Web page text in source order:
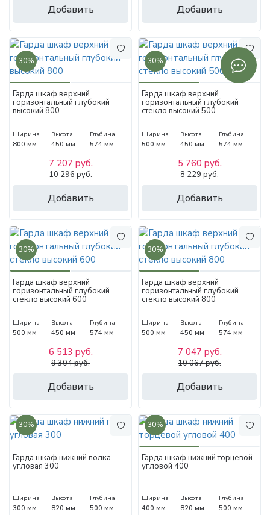
Добавить Добавить
30%
Гарда шкаф верхний
горизонтальный глубокий
высокий 800
Ширина
800 мм
Высота
450 мм
Глубина
574 мм
Добавить
7 207 руб.
10 296 руб.
30%
Гарда шкаф верхний
горизонтальный глубокий
стекло высокий 500
Ширина
500 мм
Высота
450 мм
Глубина
574 мм
Добавить
5 760 руб.
8 229 руб.
30%
Гарда шкаф верхний
горизонтальный глубокий
стекло высокий 600
Ширина
500 мм
Высота
450 мм
Глубина
574 мм
Добавить
6 513 руб.
9 304 руб.
30%
Гарда шкаф верхний
горизонтальный глубокий
стекло высокий 800
Ширина
500 мм
Высота
450 мм
Глубина
574 мм
Добавить
7 047 руб.
10 067 руб.
30%
Гарда шкаф нижний полка
угловая 300
Ширина
300 мм
Высота
820 мм
Глубина
500 мм
30%
Гарда шкаф нижний торцевой
угловой 400
Ширина
400 мм
Высота
820 мм
Глубина
500 мм